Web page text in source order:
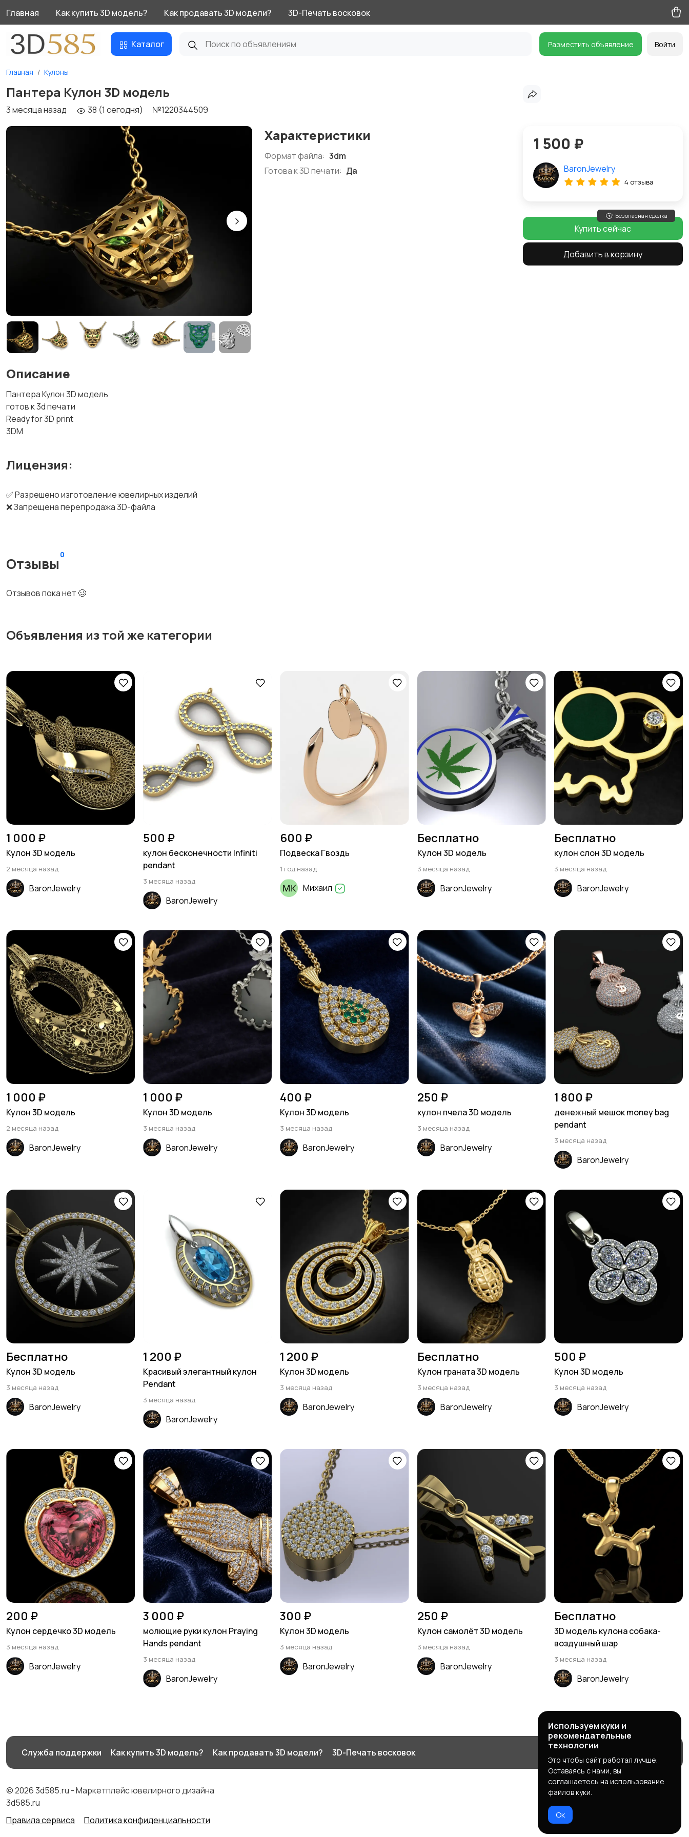
Главная Как купить 3D модель? Как продавать 3D модели? 3D-Печать восковок
Каталог Разместить объявление Войти
Главная Кулоны
Пантера Кулон 3D модель
3 месяца назад 38 (1 сегодня) №1220344509
Характеристики
Формат файла: 3dm
Готова к 3D печати: Да
Описание
Пантера Кулон 3D модель
готов к 3d печати
Ready for 3D print
3DM
Лицензия:
✅ Разрешено изготовление ювелирных изделий
❌ Запрещена перепродажа 3D-файла
Отзывы
0
Отзывов пока нет 🥴
1 500 ₽
BaronJewelry
4 отзыва
Безопасная сделка
Купить сейчас
Добавить в корзину
Объявления из той же категории
1 000 ₽
Кулон 3D модель
2 месяца назад
BaronJewelry
500 ₽
кулон бесконечности Infiniti
pendant
3 месяца назад
BaronJewelry
600 ₽
Подвеска Гвоздь
1 год назад
Михаил
Бесплатно
Кулон 3D модель
3 месяца назад
BaronJewelry
Бесплатно
кулон слон 3D модель
3 месяца назад
BaronJewelry
1 000 ₽
Кулон 3D модель
2 месяца назад
BaronJewelry
1 000 ₽
Кулон 3D модель
3 месяца назад
BaronJewelry
400 ₽
Кулон 3D модель
3 месяца назад
BaronJewelry
250 ₽
кулон пчела 3D модель
3 месяца назад
BaronJewelry
1 800 ₽
денежный мешок money bag
pendant
3 месяца назад
BaronJewelry
Бесплатно
Кулон 3D модель
3 месяца назад
BaronJewelry
1 200 ₽
Красивый элегантный кулон
Pendant
3 месяца назад
BaronJewelry
1 200 ₽
Кулон 3D модель
3 месяца назад
BaronJewelry
Бесплатно
Кулон граната 3D модель
3 месяца назад
BaronJewelry
500 ₽
Кулон 3D модель
3 месяца назад
BaronJewelry
200 ₽
Кулон сердечко 3D модель
3 месяца назад
BaronJewelry
3 000 ₽
молющие руки кулон Praying
Hands pendant
3 месяца назад
BaronJewelry
300 ₽
Кулон 3D модель
3 месяца назад
BaronJewelry
250 ₽
Кулон самолёт 3D модель
3 месяца назад
BaronJewelry
Бесплатно
3D модель кулона собака-
воздушный шар
3 месяца назад
BaronJewelry
Служба поддержки Как купить 3D модель? Как продавать 3D модели? 3D-Печать восковок
© 2026 3d585.ru - Маркетплейс ювелирного дизайна
3d585.ru
Правила сервиса
Политика конфиденциальности
Используем куки и
рекомендательные
технологии
Это чтобы сайт работал лучше.
Оставаясь с нами, вы
соглашаетесь на использование
файлов куки.
Ок